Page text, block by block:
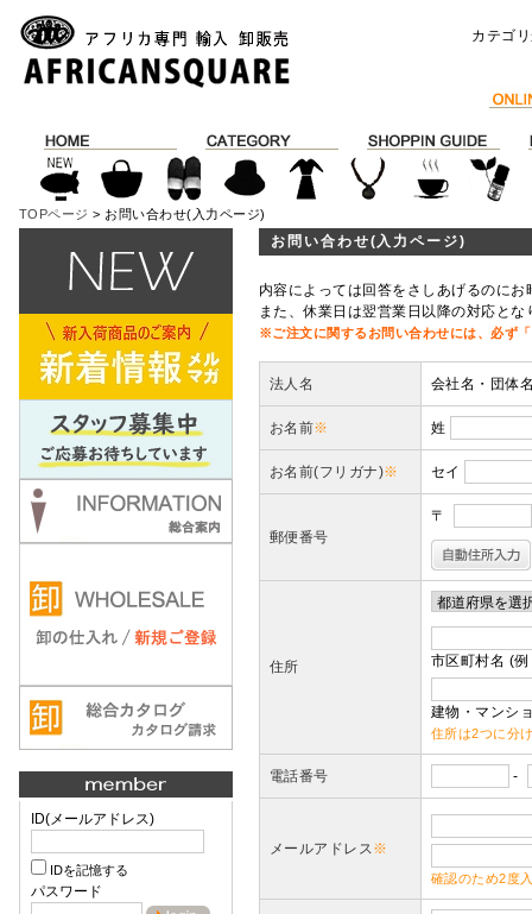
カテゴ
TOPページ > お問い合わせ(入力ページ)
ID(メールアドレス)
IDを記憶する
パスワード
お問い合わせ(入力ページ)
内容によっては回答をさしあげるのに
また、休業日は翌営業日以降の対応と
※ご注文に関するお問い合わせには、必ず
法人名 会社名・団体
お名前※ 姓
お名前(フリガナ)※ セイ
郵便番号
〒
住所 市区町村名 (
建物・マンシ
住所は2つに分
電話番号 -
メールアドレス※
確認のため2度